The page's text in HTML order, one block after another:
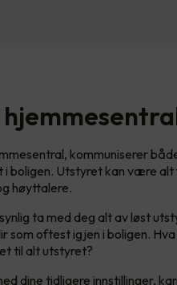
kommuniserer
boligen. Utstyret kan være
høyttalere.
ta med deg alt av løst
som oftest igjen i boligen.
til alt utstyret?
dine tidligere innstillinger,